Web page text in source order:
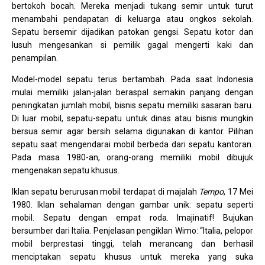
bertokoh bocah. Mereka menjadi tukang semir untuk turut
menambahi pendapatan di keluarga atau ongkos sekolah.
Sepatu bersemir dijadikan patokan gengsi. Sepatu kotor dan
lusuh mengesankan si pemilik gagal mengerti kaki dan
penampilan.
Model-model sepatu terus bertambah. Pada saat Indonesia
mulai memiliki jalan-jalan beraspal semakin panjang dengan
peningkatan jumlah mobil, bisnis sepatu memiliki sasaran baru.
Di luar mobil, sepatu-sepatu untuk dinas atau bisnis mungkin
bersua semir agar bersih selama digunakan di kantor. Pilihan
sepatu saat mengendarai mobil berbeda dari sepatu kantoran.
Pada masa 1980-an, orang-orang memiliki mobil dibujuk
mengenakan sepatu khusus.
Iklan sepatu berurusan mobil terdapat di majalah Tempo, 17 Mei
1980. Iklan sehalaman dengan gambar unik: sepatu seperti
mobil. Sepatu dengan empat roda. Imajinatif! Bujukan
bersumber dari Italia. Penjelasan pengiklan Wimo: “Italia, pelopor
mobil berprestasi tinggi, telah merancang dan berhasil
menciptakan sepatu khusus untuk mereka yang suka